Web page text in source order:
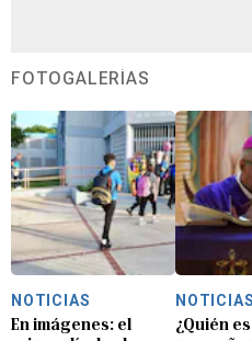
FOTOGALERÍAS
NOTICIAS
En imágenes: el
NOTICIAS
¿Quién